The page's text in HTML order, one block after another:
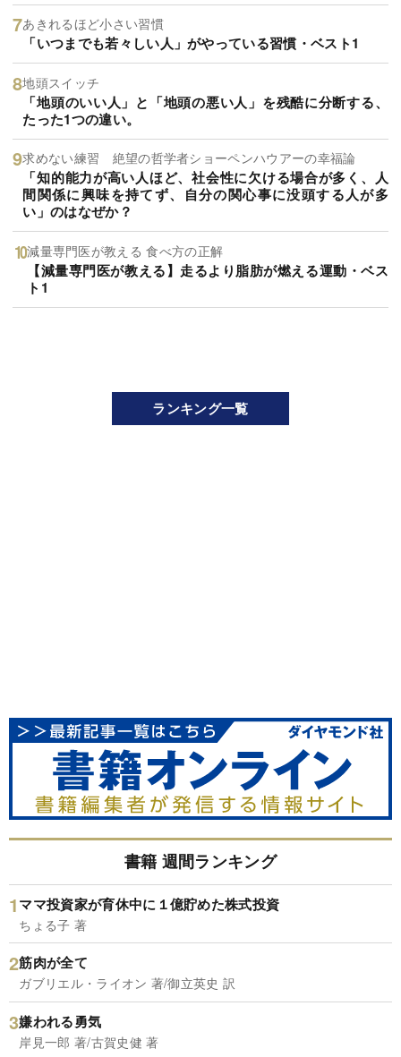
あきれるほど小さい習慣
「いつまでも若々しい人」がやっている習慣・ベスト1
地頭スイッチ
「地頭のいい人」と「地頭の悪い人」を残酷に分断する、
たった1つの違い。
求めない練習 絶望の哲学者ショーペンハウアーの幸福論
「知的能力が高い人ほど、社会性に欠ける場合が多く、人
間関係に興味を持てず、自分の関心事に没頭する人が多
い」のはなぜか？
減量専門医が教える 食べ方の正解
【減量専門医が教える】走るより脂肪が燃える運動・ベス
ト1
ランキング一覧
書籍 週間ランキング
ママ投資家が育休中に１億貯めた株式投資
ちょる子 著
筋肉が全て
ガブリエル・ライオン 著/御立英史 訳
嫌われる勇気
岸見一郎 著/古賀史健 著